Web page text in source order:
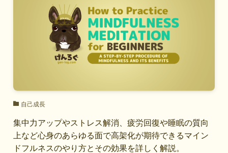
自己成長
集中力アップやストレス解消、疲労回復や睡眠の質向
上など心身のあらゆる面で高架化が期待できるマイン
ドフルネスのやり方とその効果を詳しく解説。